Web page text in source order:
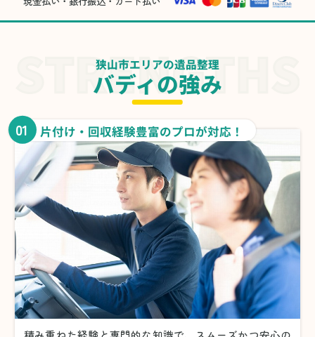
狭山市エリアの遺品整理
バディの強み
01 片付け・回収経験豊富のプロが対応！